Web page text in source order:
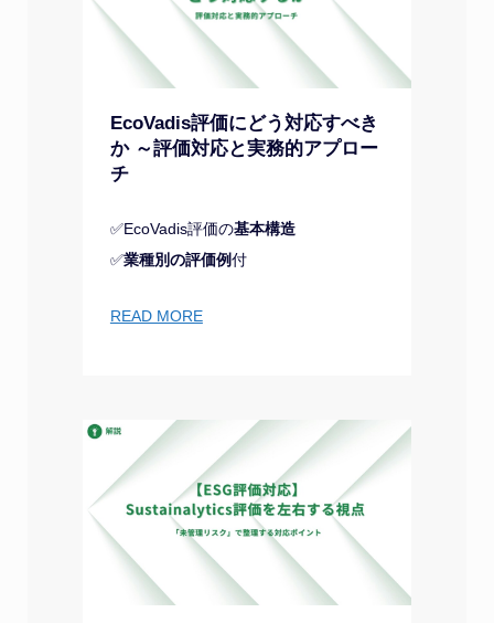
EcoVadis評価にどう対応すべき
か ～評価対応と実務的アプロー
チ
✅EcoVadis評価の基本構造
✅業種別の評価例付
READ MORE